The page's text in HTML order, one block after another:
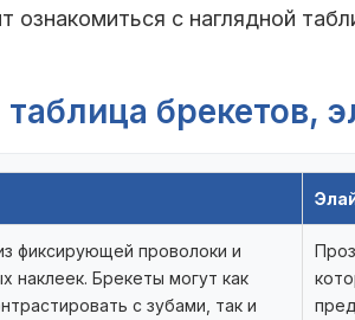
ознакомиться с наглядной
брекетов,
фиксирующей проволоки и
наклеек. Брекеты могут как
с зубами, так и